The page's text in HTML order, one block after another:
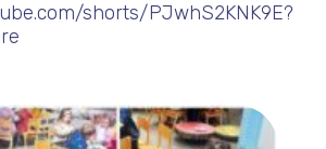
shorts/PJwhS2KNK9E?